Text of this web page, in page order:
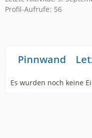
Profil-Aufrufe 56
Pinnwand
Es wurden noch keine